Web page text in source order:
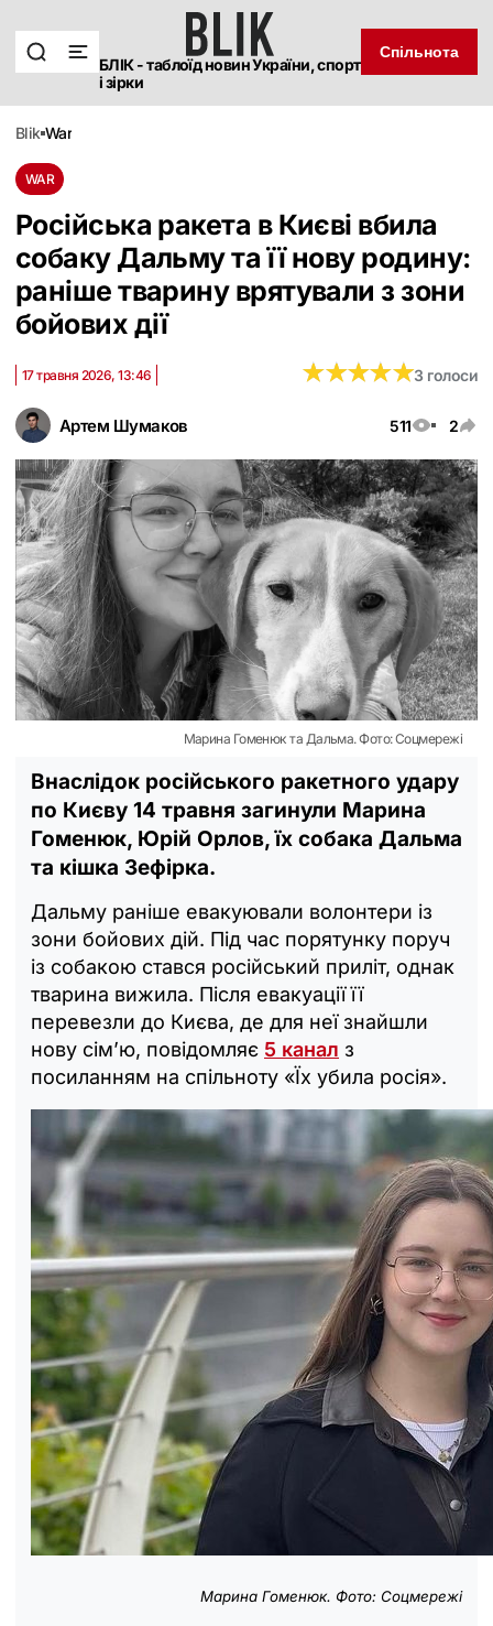
БЛІК - таблоїд новин України, спорт
і зірки
Спільнота
blik war
WAR
Російська ракета в Києві вбила
собаку Дальму та її нову родину:
раніше тварину врятували з зони
бойових дії
Артем Шумаков 511 2
17 травня 2026, 13:46 ★★★★★
★★★★★3 голоси
Марина Гоменюк та Дальма. Фото: Соцмережі
Внаслідок російського ракетного удару
по Києву 14 травня загинули Марина
Гоменюк, Юрій Орлов, їх собака Дальма
та кішка Зефірка.
Дальму раніше евакуювали волонтери із
зони бойових дій. Під час порятунку поруч
із собакою стався російський приліт, однак
тварина вижила. Після евакуації її
перевезли до Києва, де для неї знайшли
нову сім’ю, повідомляє 5 канал з
посиланням на спільноту «Їх убила росія».
Марина Гоменюк. Фото: Соцмережі